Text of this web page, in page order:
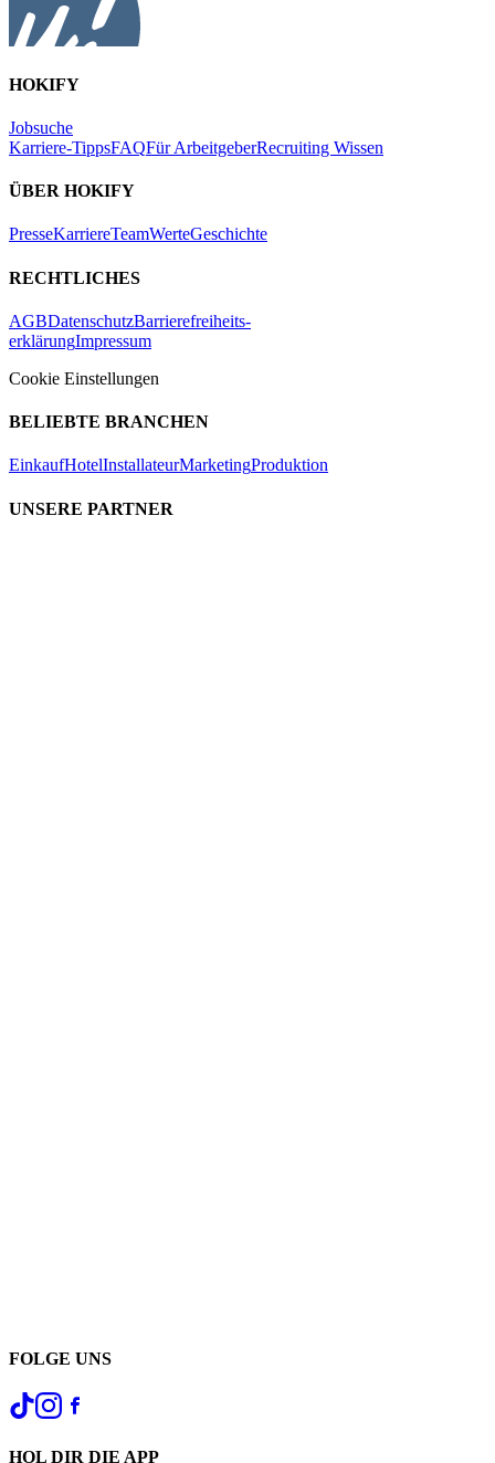
HOKIFY
Jobsuche
Karriere-TippsFAQFür ArbeitgeberRecruiting Wissen
ÜBER HOKIFY
PresseKarriereTeamWerteGeschichte
RECHTLICHES
AGBDatenschutzBarrierefreiheits-
erklärungImpressum
Cookie Einstellungen
BELIEBTE BRANCHEN
EinkaufHotelInstallateurMarketingProduktion
UNSERE PARTNER
FOLGE UNS
HOL DIR DIE APP